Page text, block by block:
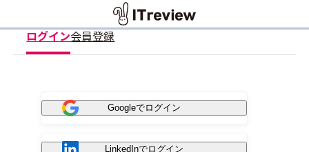
ログイン会員登録
Googleでログイン
LinkedInでログイン